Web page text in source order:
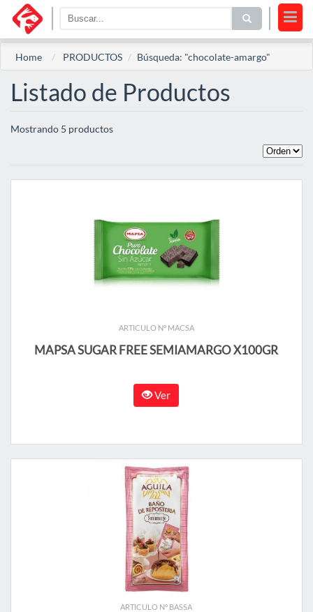
Home PRODUCTOS Búsqueda: "chocolate-amargo"
Listado de Productos
Mostrando 5 productos
ARTICULO N° MACSA
MAPSA SUGAR FREE SEMIAMARGO X100GR
Ver
ARTICULO N° BASSA